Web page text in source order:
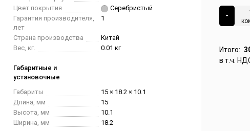
Цвет покрытия
Серебристый
Гарантия производителя,
лет
1
Страна производства
Китай
Вес, кг.
0.01 кг
Габаритные и
установочные
Габариты
15 × 18.2 × 10.1
Длина, мм
15
Высота, мм
10.1
Ширина, мм
18.2
-
Итого:
в т.ч.